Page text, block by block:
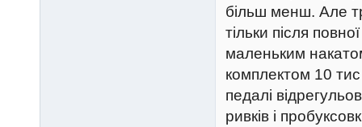
більш менш. Але
тільки після
маленьким
комплектом 10
педалі
ривків і